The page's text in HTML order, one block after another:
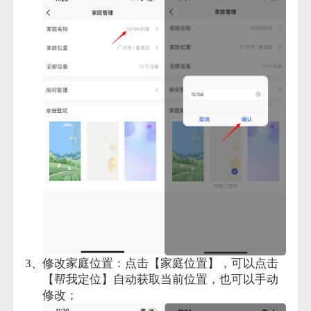
修改家庭位置：点击【家庭位置】，可以点击
【帮我定位】自动获取当前位置，也可以手动
修改；